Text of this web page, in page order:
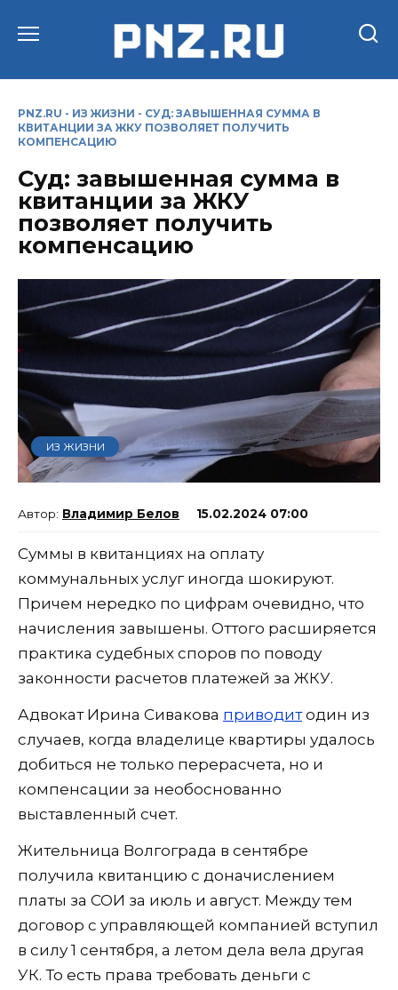
PNZ.RU - ИЗ ЖИЗНИ - СУД: ЗАВЫШЕННАЯ СУММА В
КВИТАНЦИИ ЗА ЖКУ ПОЗВОЛЯЕТ ПОЛУЧИТЬ
КОМПЕНСАЦИЮ
Суд: завышенная сумма в
квитанции за ЖКУ
позволяет получить
компенсацию
ИЗ ЖИЗНИ
Владимир Белов 15.02.2024 07:00
Суммы в квитанциях на оплату
коммунальных услуг иногда шокируют.
Причем нередко по цифрам очевидно, что
начисления завышены. Оттого расширяется
практика судебных споров по поводу
законности расчетов платежей за ЖКУ.
Адвокат Ирина Сивакова приводитодин из
случаев, когда владелице квартиры удалось
добиться не только перерасчета, но и
компенсации за необоснованно
выставленный счет.
Жительница Волгограда в сентябре
получила квитанцию с доначислением
платы за СОИ за июль и август. Между тем
договор с управляющей компанией вступил
в силу 1 сентября, а летом дела вела другая
УК. То есть права требовать деньги с